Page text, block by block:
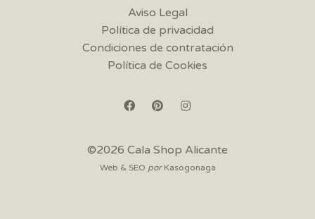
Aviso Legal
Política de privacidad
Condiciones de contratación
Política de Cookies
©2026 Cala Shop Alicante
Web & SEO por Kasogonaga